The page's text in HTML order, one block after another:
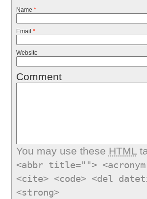
Name *
Email *
Website
Comment
You may use these HTML
<abbr title="">
<cite> <code> <del
<strong>